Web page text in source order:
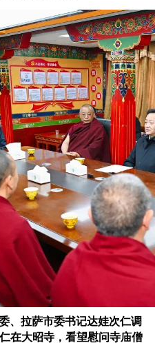
、拉萨市委书记达娃次仁调
在大昭寺，看望慰问寺庙僧